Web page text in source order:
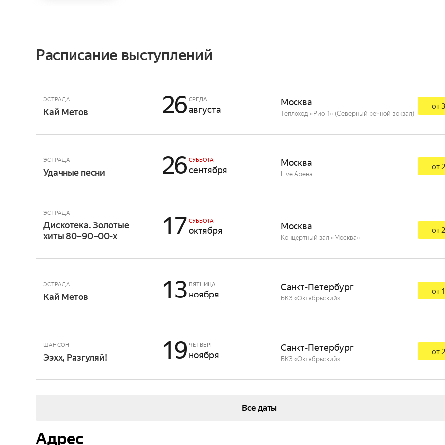
Расписание выступлений
ЭСТРАДА
Кай Метов 26 СРЕДА
августа
Москва
Теплоход «Рио-1» (Северный речной вокзал)
от
ЭСТРАДА
Удачные песни 26 СУББОТА
сентября
Москва
Live Арена
от
ЭСТРАДА
Дискотека. Золотые
хиты 80–90–00-х
17 СУББОТА
октября Москва
Концертный зал «Москва»
от
ЭСТРАДА
Кай Метов 13 ПЯТНИЦА
ноября
Санкт-Петербург
БКЗ «Октябрьский»
от
ШАНСОН
Ээхх, Разгуляй! 19 ЧЕТВЕРГ
ноября
Санкт-Петербург
БКЗ «Октябрьский»
от
Все даты
Адрес